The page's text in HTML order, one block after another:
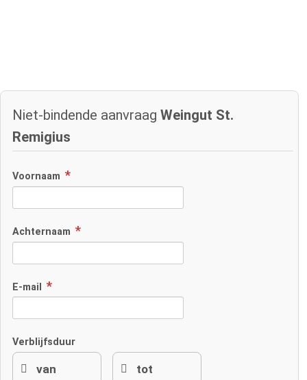
Niet-bindende aanvraag Weingut St.
Remigius
Voornaam
Achternaam
E-mail
Verblijfsduur